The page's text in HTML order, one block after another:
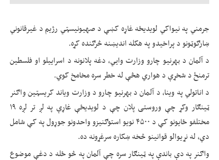
جرمني په نیواکي لویدیځه غاړه کښې د صهیونیسټي رژیم د غیرقانوني
ښارګوټونو د پراخیدو په هکله اندیښنه څرګنده کړه.
د آلمان د بهرنیو چارو وزارت وايي، دغه پلانونه د اسراییلو او فلسطین
ترمنځ د شخړې د هواري هڅې له خطر سره مخامخ کوي.
د اناتولي په وینا، د آلمان د بهرنیو چارو د وزارت ویاند کریسټین واګنر
ټینګار وکړ چې وروستی پلان چې د لویدیځې غاړې په لږ تر لږه ۱۹
مختلفو ځایونو کې د ۴۵۰۰ نویو استوګنیزو واحدونو جوړول په کې شامل
دي، له نړیوالو قوانینو څخه ښکاره سرغړونه ده.
واګنر په دې باندې په ټینګار سره چې آلمان په څو ځله د دغې موضوع